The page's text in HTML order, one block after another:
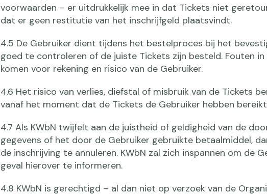
voorwaarden – er uitdrukkelijk mee in dat Tickets niet
dat er geen restitutie van het inschrijfgeld plaatsvindt.
4.5 De Gebruiker dient tijdens het bestelproces bij het
goed te controleren of de juiste Tickets zijn besteld. Fouten
komen voor rekening en risico van de Gebruiker.
4.6 Het risico van verlies, diefstal of misbruik van de Tickets
vanaf het moment dat de Tickets de Gebruiker hebben
4.7 Als KWbN twijfelt aan de juistheid of geldigheid van de
gegevens of het door de Gebruiker gebruikte betaalmiddel,
de inschrijving te annuleren. KWbN zal zich inspannen om de
geval hierover te informeren.
4.8 KWbN is gerechtigd – al dan niet op verzoek van de